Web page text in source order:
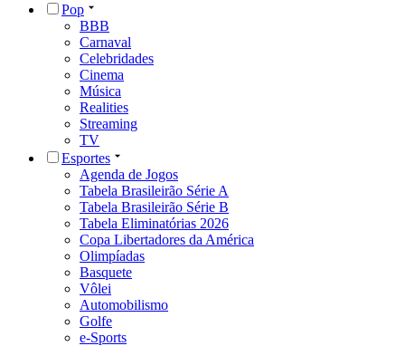
Pop
BBB
Carnaval
Celebridades
Cinema
Música
Realities
Streaming
TV
Esportes
Agenda de Jogos
Tabela Brasileirão Série A
Tabela Brasileirão Série B
Tabela Eliminatórias 2026
Copa Libertadores da América
Olimpíadas
Basquete
Vôlei
Automobilismo
Golfe
e-Sports